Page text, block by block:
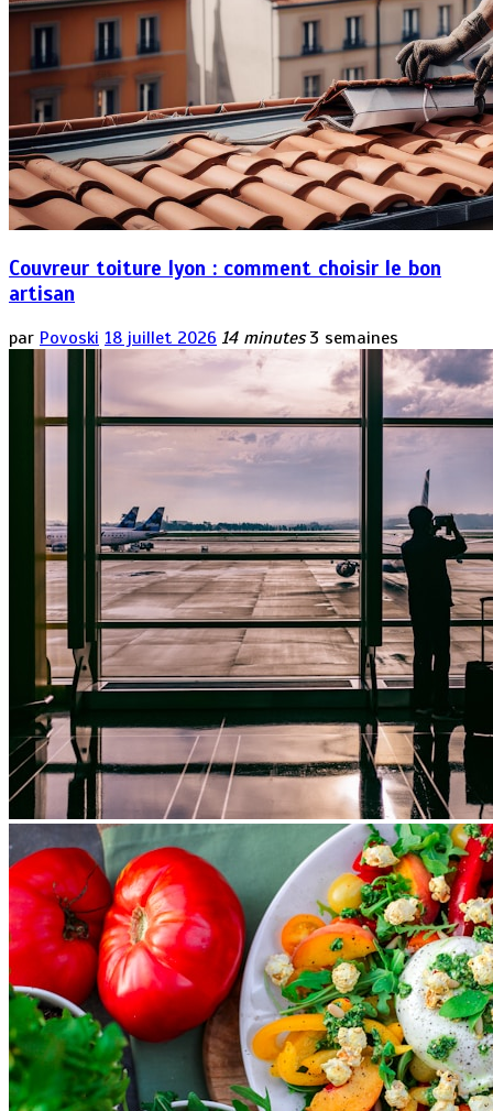
Couvreur toiture lyon : comment choisir le bon
artisan
par Povoski 18 juillet 2026 14 minutes 3 semaines